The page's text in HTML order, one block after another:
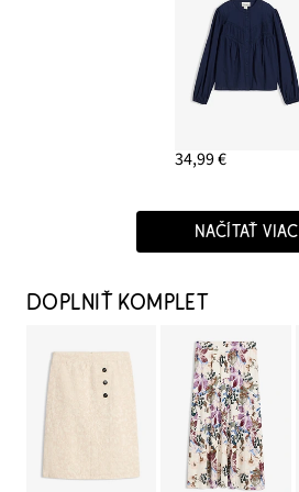
34,99 €
NAČÍTAŤ VIAC
DOPLNIŤ KOMPLET